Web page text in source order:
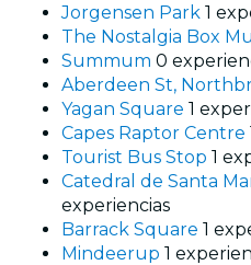
Jorgensen Park 1
The Nostalgia Box
Summum 0
Aberdeen St,
Yagan Square 1
Capes Raptor Centre
Tourist Bus Stop 1
Catedral de Santa
experiencias
Barrack Square 1
Mindeerup 1